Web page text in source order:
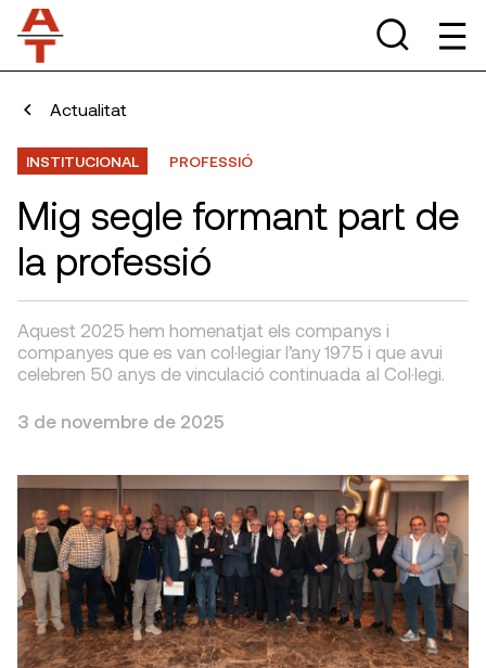
Actualitat
INSTITUCIONAL PROFESSIÓ
Mig segle formant part de
la professió
Aquest 2025 hem homenatjat els companys i
companyes que es van col·legiar l’any 1975 i que avui
celebren 50 anys de vinculació continuada al Col·legi.
3 de novembre de 2025